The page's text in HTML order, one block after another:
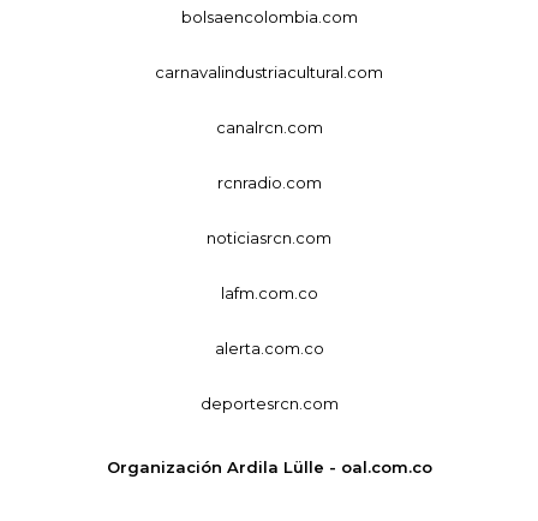
bolsaencolombia.com
carnavalindustriacultural.com
canalrcn.com
rcnradio.com
noticiasrcn.com
lafm.com.co
alerta.com.co
deportesrcn.com
Organización Ardila Lülle - oal.com.co